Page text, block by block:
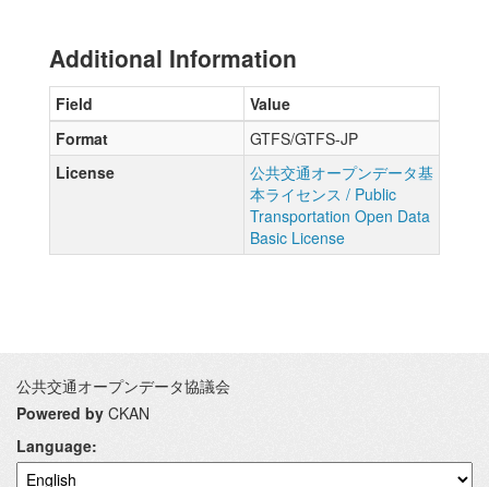
Additional Information
Field
Value
Format
GTFS/GTFS-JP
License
公共交通オープンデータ基
本ライセンス / Public
Transportation Open Data
Basic License
公共交通オープンデータ協議会
Powered by CKAN
Language